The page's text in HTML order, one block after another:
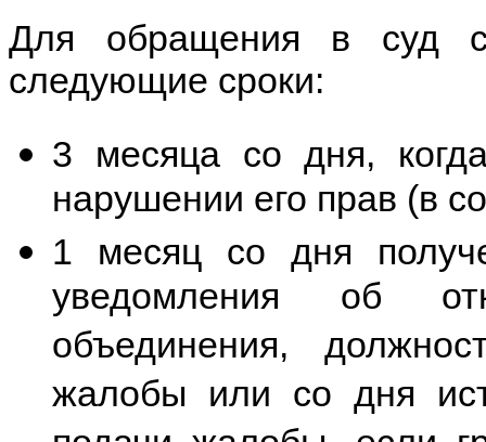
Для обращения в суд с
следующие сроки:
3 месяца со дня,
нарушении его прав (в
1 месяц со дня
уведомления об
объединения,
жалобы или со дня